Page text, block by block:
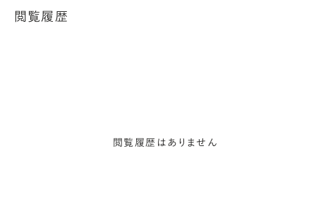
閲覧履歴
閲覧履歴はありません